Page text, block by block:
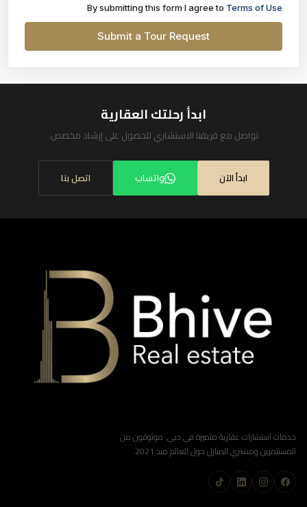
By submitting this form I agree toTerms of Use
Submit a Tour Request
ابدأ رحلتك العقارية
تواصل مع فريقنا الاستشاري للحصول على إرشاد مخصص.
ابدأ الآن واتساب اتصل بنا
خدمات استشارات عقارية متميزة في دبي. موثوقون من
المستثمرين ومشتري المنازل حول العالم منذ 2021.